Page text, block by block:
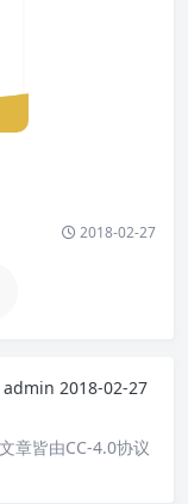
2018-02-27
admin 2018-02-27
章皆由CC-4.0协议